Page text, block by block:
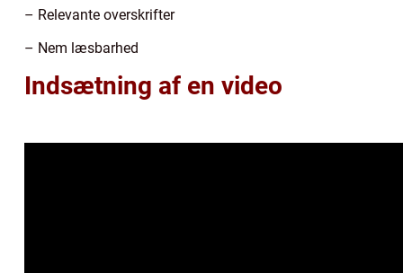
– Relevante overskrifter
– Nem læsbarhed
Indsætning af en video